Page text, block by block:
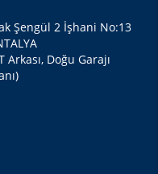
Şengül 2 İşhani No:13
Arkası, Doğu Garajı